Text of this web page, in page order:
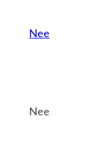
Nee
Nee